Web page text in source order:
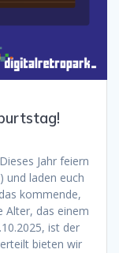
Jahr feiern
und laden euch
kommende,
Alter, das einem
ist der
bieten wir